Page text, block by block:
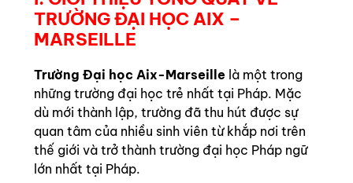
TRƯỜNG ĐẠI HỌC AIX –
MARSEILLE
Trường Đại học Aix-Marseille là một trong
những trường đại học trẻ nhất tại Pháp. Mặc
dù mới thành lập, trường đã thu hút được sự
quan tâm của nhiều sinh viên từ khắp nơi trên
thế giới và trở thành trường đại học Pháp ngữ
lớn nhất tại Pháp.